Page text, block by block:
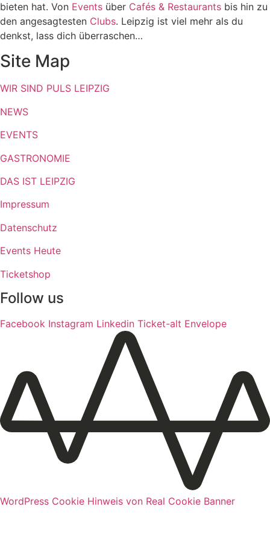
bieten hat. Von Events über Cafés & Restaurants bis hin zu
den angesagtesten Clubs. Leipzig ist viel mehr als du
denkst, lass dich überraschen…
Site Map
WIR SIND PULS LEIPZIG
NEWS
EVENTS
GASTRONOMIE
DAS IST LEIPZIG
Impressum
Datenschutz
Events Heute
Ticketshop
Follow us
Facebook Instagram Linkedin Ticket-alt Envelope
WordPress Cookie Hinweis von Real Cookie Banner